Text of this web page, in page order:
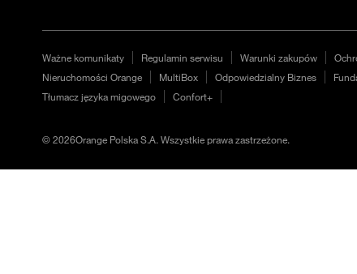
Ważne komunikaty Regulamin serwisu Warunki zakupów
Nieruchomości Orange
MultiBox Odpowiedzialny Biznes
Tłumacz języka migowego
Confort+
©2026Orange Polska S.A. Wszystkie prawa zastrzeżone.